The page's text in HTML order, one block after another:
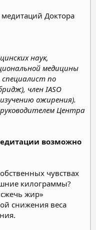
наук,
медицины
по
член IASO
ожирения).
Центра
возможно
чувствах
килограммы?
жир»
снижения веса